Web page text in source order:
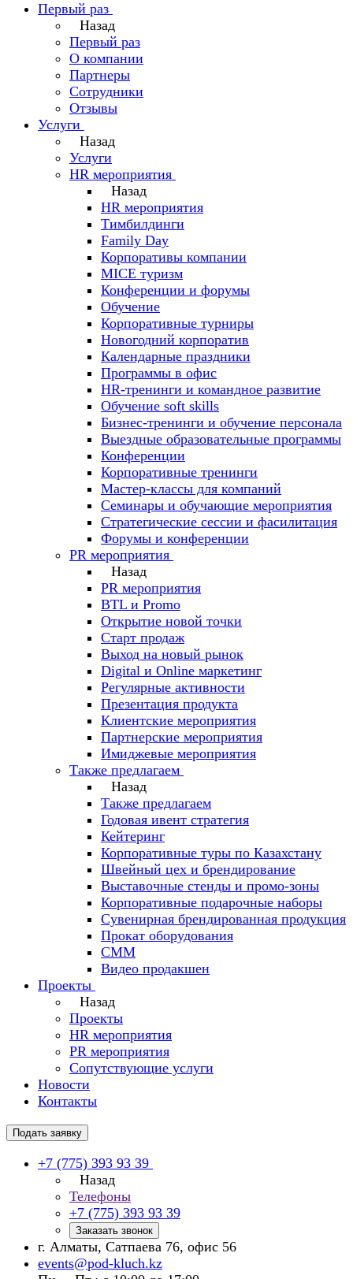
Первый раз
Назад
Первый раз
О компании
Партнеры
Сотрудники
Отзывы
Услуги
Назад
Услуги
HR мероприятия
Назад
HR мероприятия
Тимбилдинги
Family Day
Корпоративы компании
MICE туризм
Конференции и форумы
Обучение
Корпоративные турниры
Новогодний корпоратив
Календарные праздники
Программы в офис
HR-тренинги и командное развитие
Oбучение soft skills
Бизнес-тренинги и обучение персонала
Выездные образовательные программы
Конференции
Корпоративные тренинги
Мастер-классы для компаний
Семинары и обучающие мероприятия
Стратегические сессии и фасилитация
Форумы и конференции
PR мероприятия
Назад
PR мероприятия
BTL и Promo
Открытие новой точки
Старт продаж
Выход на новый рынок
Digital и Online маркетинг
Регулярные активности
Презентация продукта
Клиентские мероприятия
Партнерские мероприятия
Имиджевые мероприятия
Также предлагаем
Назад
Также предлагаем
Годовая ивент стратегия
Кейтеринг
Корпоративные туры по Казахстану
Швейный цех и брендирование
Выставочные стенды и промо-зоны
Корпоративные подарочные наборы
Сувенирная брендированная продукция
Прокат оборудования
СММ
Видео продакшен
Проекты
Назад
Проекты
HR мероприятия
PR мероприятия
Сопутствующие услуги
Новости
Контакты
Подать заявку
+7 (775) 393 93 39
Назад
Телефоны
+7 (775) 393 93 39
Заказать звонок
г. Алматы, Сатпаева 76, офис 56
events@pod-kluch.kz